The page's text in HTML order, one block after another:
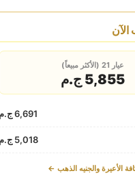
الآن
عيار 21 (الأكثر مبيعاً)
5,855 ج.م
6,691 ج.م
5,018 ج.م
الأعيرة والجنيه الذهب ←